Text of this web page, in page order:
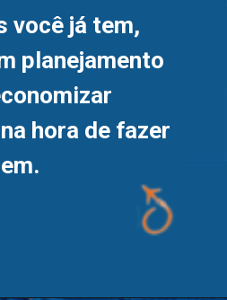
você já tem,
planejamento
hora de fazer